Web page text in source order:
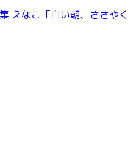
えなこ「白い朝、ささやく